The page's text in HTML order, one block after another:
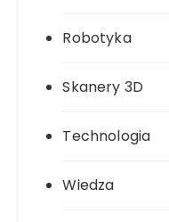
Robotyka
Skanery 3D
Technologia
Wiedza